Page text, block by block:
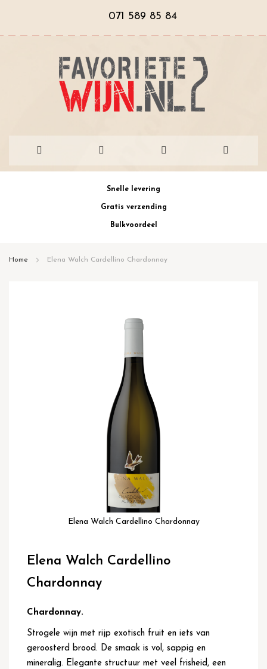
071 589 85 84
Snelle levering
Gratis verzending
Bulkvoordeel
Home Elena Walch Cardellino Chardonnay
Elena Walch Cardellino Chardonnay
het
begin
van
afbeeldingen-
Elena Walch Cardellino
Chardonnay
Chardonnay.
Strogele wijn met rijp exotisch fruit en iets van
geroosterd brood. De smaak is vol, sappig en
mineralig. Elegante structuur met veel frisheid, een